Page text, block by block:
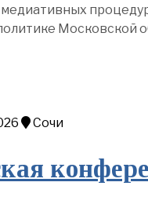
медиативных
Московской
Сочи